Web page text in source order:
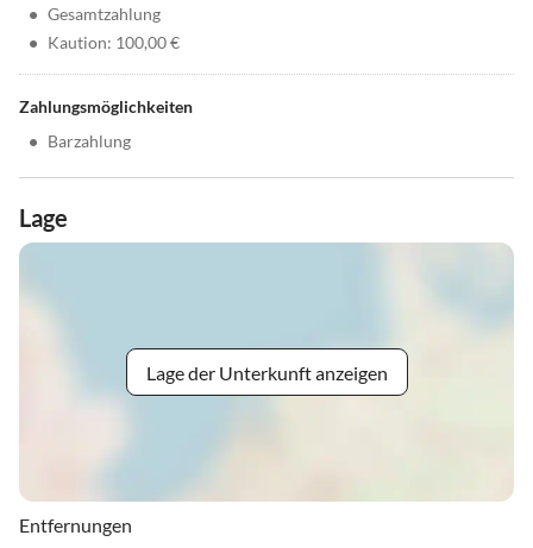
• Gesamtzahlung
• Kaution: 100,00 €
Zahlungsmöglichkeiten
• Barzahlung
Lage
Lage der Unterkunft anzeigen
Entfernungen